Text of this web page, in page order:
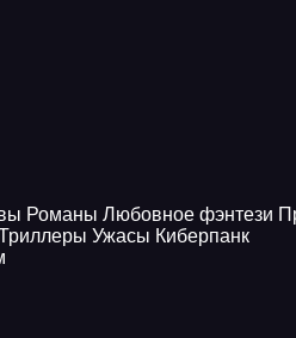
Романы Любовное фэнтези
Ужасы Киберпанк